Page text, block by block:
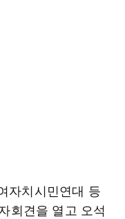
자치시민연대 등
회견을 열고 오석